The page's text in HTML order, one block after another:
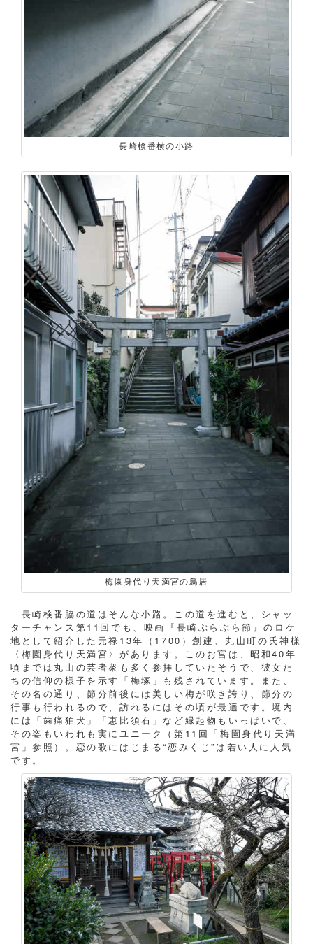
長崎検番横の小路
梅園身代り天満宮の鳥居
長崎検番脇の道はそんな小路。この道を進むと、シャッ
ターチャンス第11回でも、映画『長崎ぶらぶら節』のロケ
地として紹介した元禄13年（1700）創建、丸山町の氏神様
〈梅園身代り天満宮〉があります。このお宮は、昭和40年
頃までは丸山の芸者衆も多く参拝していたそうで、彼女た
ちの信仰の様子を示す「梅塚」も残されています。また、
その名の通り、節分前後には美しい梅が咲き誇り、節分の
行事も行われるので、訪れるにはその頃が最適です。境内
には「歯痛狛犬」「恵比須石」など縁起物もいっぱいで、
その姿もいわれも実にユニーク（第11回「梅園身代り天満
宮」参照）。恋の歌にはじまる“恋みくじ”は若い人に人気
です。